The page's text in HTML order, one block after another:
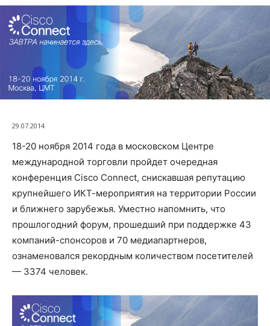
29.07.2014
18-20 ноября 2014 года в московском Центре
международной торговли пройдет очередная
конференция Cisco Connect, снискавшая репутацию
крупнейшего ИКТ-мероприятия на территории России
и ближнего зарубежья. Уместно напомнить, что
прошлогодний форум, прошедший при поддержке 43
компаний-спонсоров и 70 медиапартнеров,
ознаменовался рекордным количеством посетителей
— 3374 человек.